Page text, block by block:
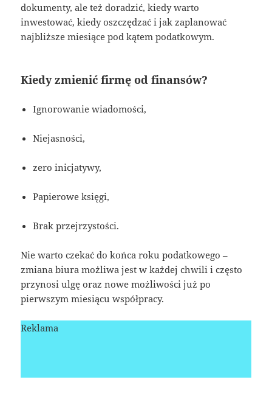
dokumenty, ale też doradzić, kiedy warto
inwestować, kiedy oszczędzać i jak zaplanować
najbliższe miesiące pod kątem podatkowym.
Kiedy zmienić firmę od finansów?
Ignorowanie wiadomości,
Niejasności,
zero inicjatywy,
Papierowe księgi,
Brak przejrzystości.
Nie warto czekać do końca roku podatkowego –
zmiana biura możliwa jest w każdej chwili i często
przynosi ulgę oraz nowe możliwości już po
pierwszym miesiącu współpracy.
Reklama